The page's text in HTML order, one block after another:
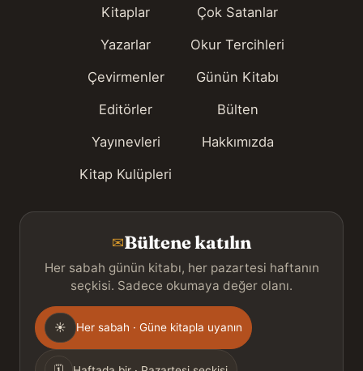
Kitaplar
Yazarlar
Çevirmenler
Editörler
Yayınevleri
Kitap Kulüpleri
Çok Satanlar
Okur Tercihleri
Günün Kitabı
Bülten
Hakkımızda
✉Bültene katılın
Her sabah günün kitabı, her pazartesi haftanın
seçkisi. Sadece okumaya değer olanı.
Gönderim
sıklığı
☀ Her sabah · Güne kitapla uyanın